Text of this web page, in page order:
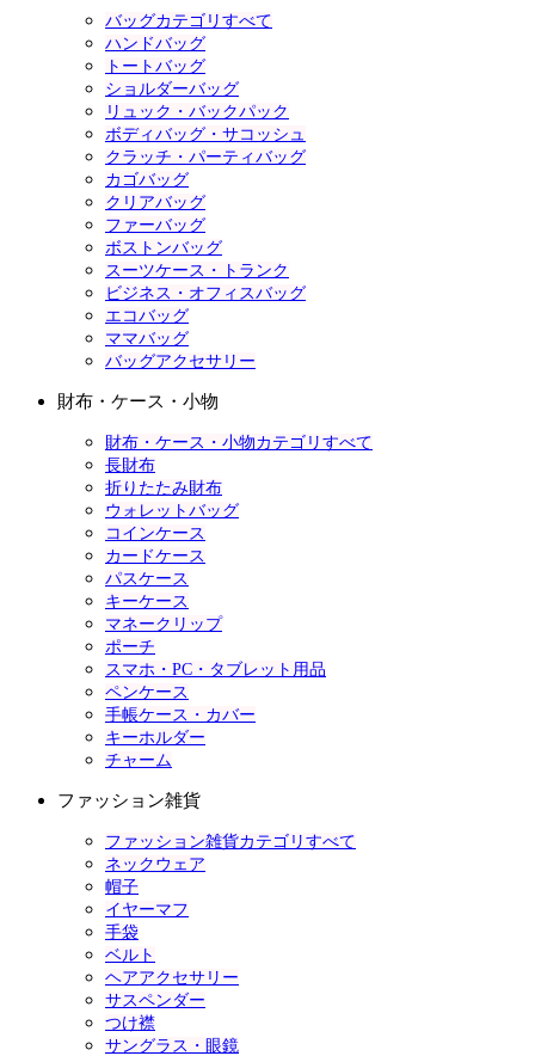
バッグカテゴリすべて
ハンドバッグ
トートバッグ
ショルダーバッグ
リュック・バックパック
ボディバッグ・サコッシュ
クラッチ・パーティバッグ
カゴバッグ
クリアバッグ
ファーバッグ
ボストンバッグ
スーツケース・トランク
ビジネス・オフィスバッグ
エコバッグ
ママバッグ
バッグアクセサリー
財布・ケース・小物
財布・ケース・小物カテゴリすべて
長財布
折りたたみ財布
ウォレットバッグ
コインケース
カードケース
パスケース
キーケース
マネークリップ
ポーチ
スマホ・PC・タブレット用品
ペンケース
手帳ケース・カバー
キーホルダー
チャーム
ファッション雑貨
ファッション雑貨カテゴリすべて
ネックウェア
帽子
イヤーマフ
手袋
ベルト
ヘアアクセサリー
サスペンダー
つけ襟
サングラス・眼鏡